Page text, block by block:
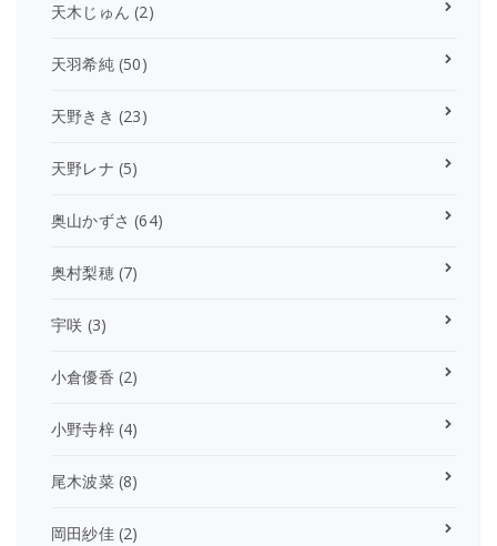
天木じゅん (2)
天羽希純(50)
天野きき (23)
天野レナ (5)
奥山かずさ (64)
奥村梨穂(7)
宇咲 (3)
小倉優香 (2)
小野寺梓(4)
尾木波菜(8)
岡田紗佳(2)